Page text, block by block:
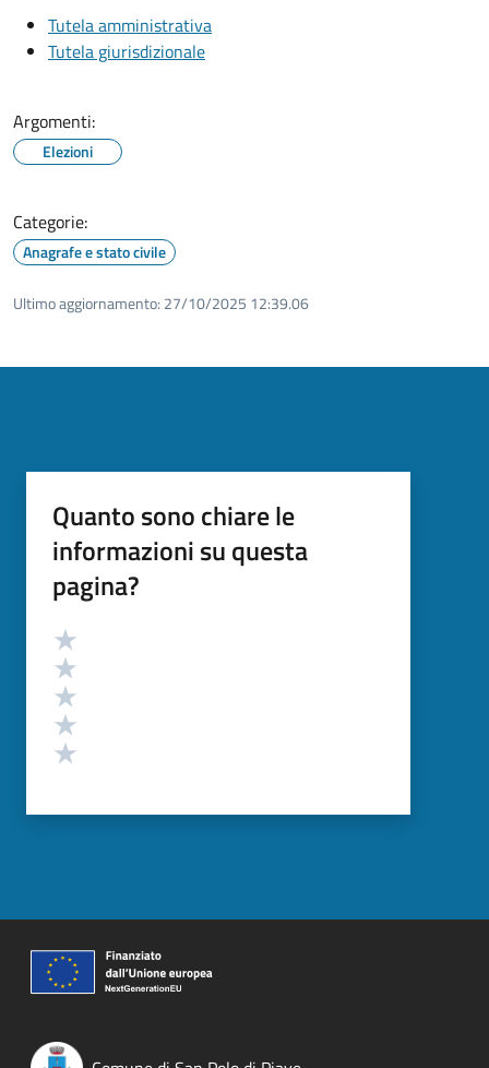
Tutela amministrativa
Tutela giurisdizionale
Argomenti:
Elezioni
Categorie:
Anagrafe e stato civile
Ultimo aggiornamento: 27/10/2025 12:39.06
Quanto sono chiare le
informazioni su questa
pagina?
Valutazione